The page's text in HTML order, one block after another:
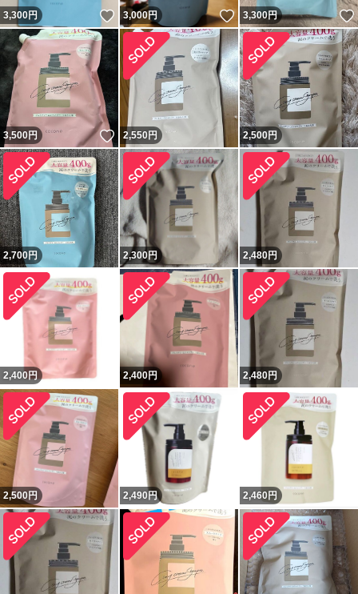
3,300円 いいね！
3,000円 いいね！
3,300円
3,500円 いいね！
2,550円 2,500円
2,700円 2,300円 2,480円
2,400円 2,400円 2,480円
2,500円 2,490 円 2,460円